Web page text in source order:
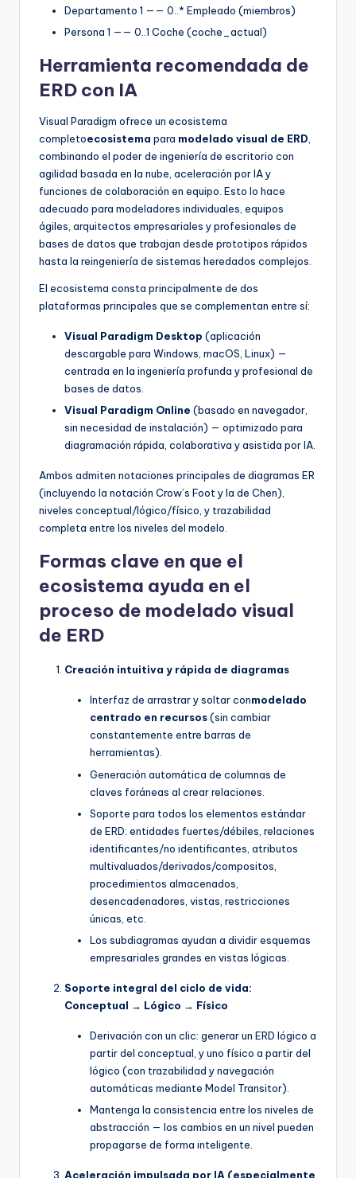
Departamento 1 —— 0..* Empleado (miembros)
Persona 1 —— 0..1 Coche (coche_actual)
Herramienta recomendada de
ERD con IA
Visual Paradigm ofrece un ecosistema
completoecosistema para modelado visual de ERD,
combinando el poder de ingeniería de escritorio con
agilidad basada en la nube, aceleración por IA y
funciones de colaboración en equipo. Esto lo hace
adecuado para modeladores individuales, equipos
ágiles, arquitectos empresariales y profesionales de
bases de datos que trabajan desde prototipos rápidos
hasta la reingeniería de sistemas heredados complejos.
El ecosistema consta principalmente de dos
plataformas principales que se complementan entre sí:
Visual Paradigm Desktop (aplicación
descargable para Windows, macOS, Linux) —
centrada en la ingeniería profunda y profesional de
bases de datos.
Visual Paradigm Online (basado en navegador,
sin necesidad de instalación) — optimizado para
diagramación rápida, colaborativa y asistida por IA.
Ambos admiten notaciones principales de diagramas ER
(incluyendo la notación Crow’s Foot y la de Chen),
niveles conceptual/lógico/físico, y trazabilidad
completa entre los niveles del modelo.
Formas clave en que el
ecosistema ayuda en el
proceso de modelado visual
de ERD
Creación intuitiva y rápida de diagramas
Interfaz de arrastrar y soltar conmodelado
centrado en recursos(sin cambiar
constantemente entre barras de
herramientas).
Generación automática de columnas de
claves foráneas al crear relaciones.
Soporte para todos los elementos estándar
de ERD: entidades fuertes/débiles, relaciones
identificantes/no identificantes, atributos
multivaluados/derivados/compositos,
procedimientos almacenados,
desencadenadores, vistas, restricciones
únicas, etc.
Los subdiagramas ayudan a dividir esquemas
empresariales grandes en vistas lógicas.
Soporte integral del ciclo de vida:
Conceptual → Lógico → Físico
Derivación con un clic: generar un ERD lógico a
partir del conceptual, y uno físico a partir del
lógico (con trazabilidad y navegación
automáticas mediante Model Transitor).
Mantenga la consistencia entre los niveles de
abstracción — los cambios en un nivel pueden
propagarse de forma inteligente.
Aceleración impulsada por IA (especialmente